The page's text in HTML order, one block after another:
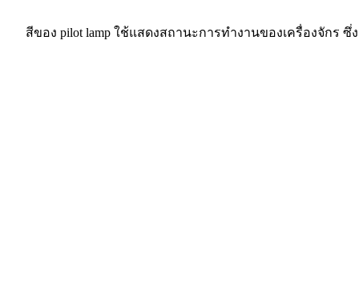
สีของ pilot lamp ใช้แสดงสถานะการทำงานของเครื่องจักร